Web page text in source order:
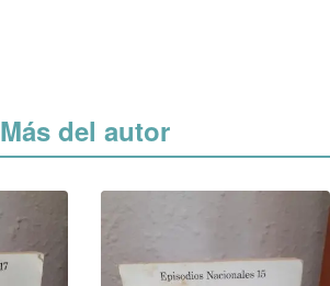
Más del autor